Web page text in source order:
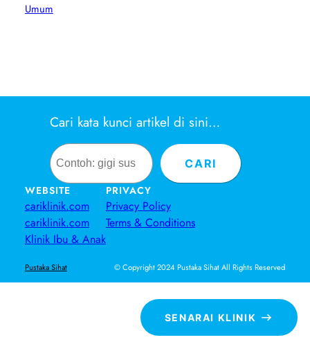
SENARAI KLINIK
Umum
Cari kata kunci artikel di sini…
Search
CARI
WEBSITE
cariklinik.com
cariklinik.com
Klinik Ibu & Anak
PRIVACY
Privacy Policy
Terms & Conditions
Pustaka Sihat © Copyright 2024 Pustaka Sihat All Rights Reserved